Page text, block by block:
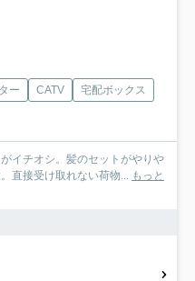
ー CATV
宅配ボックス
イチオシ。髪のセットがやりや
直接受け取れない荷物...
もっと